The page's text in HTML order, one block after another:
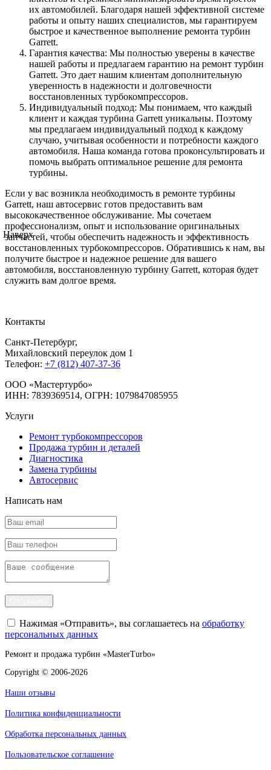
их автомобилей. Благодаря нашей эффективной системе
работы и опыту наших специалистов, мы гарантируем
быстрое и качественное выполнение ремонта турбин
Garrett.
Гарантия качества: Мы полностью уверены в качестве
нашей работы и предлагаем гарантию на ремонт турбин
Garrett. Это дает нашим клиентам дополнительную
уверенность в надежности и долговечности
восстановленных турбокомпрессоров.
Индивидуальный подход: Мы понимаем, что каждый
клиент и каждая турбина Garrett уникальны. Поэтому
мы предлагаем индивидуальный подход к каждому
случаю, учитывая особенности и потребности каждого
автомобиля. Наша команда готова проконсультировать и
помочь выбрать оптимальное решение для ремонта
турбины.
Если у вас возникла необходимость в ремонте турбины
Garrett, наш автосервис готов предоставить вам
высококачественное обслуживание. Мы сочетаем
профессионализм, опыт и использование оригинальных
запчастей, чтобы обеспечить надежность и эффективность
восстановленных турбокомпрессоров. Обратившись к нам, вы
получите быстрое и надежное решение для вашего
автомобиля, восстановленную турбину Garrett, которая будет
служить вам долгое время.
Контакты
Санкт-Петербург,
Михайловский переулок дом 1
Телефон: +7 (812) 407-37-36
OOO «Мастертурбо»
ИНН: 7839369514, ОГРН: 1079847085955
Услуги
Ремонт турбокомпрессоров
Продажа турбин и деталей
Диагностика
Замена турбины
Автосервис
Написать нам
Нажимая «Отправить», вы соглашаетесь на обработку
персональных данных
Ремонт и продажа турбин «MasterTurbo»
Copyright © 2006-2026
Наши отзывы
Политика конфиденциальности
Обработка персональных данных
Пользовательское соглашение
Наверх